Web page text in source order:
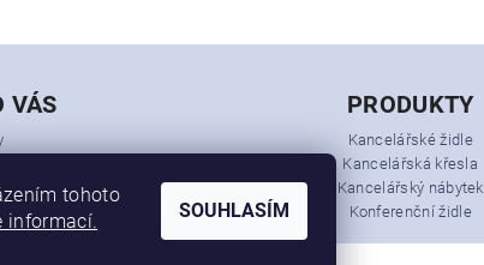
VÁS PRODUKTY
Kancelářské židle
Kancelářská křesla
Kancelářský nábytek
Konferenční židle
tohoto
informací. SOUHLASÍM